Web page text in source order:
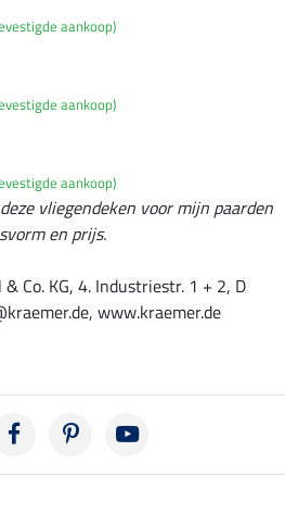
aankoop)
aankoop)
aankoop)
vliegendeken voor mijn paarden
en prijs.
Co. KG, 4. Industriestr. 1 + 2, D
www.kraemer.de